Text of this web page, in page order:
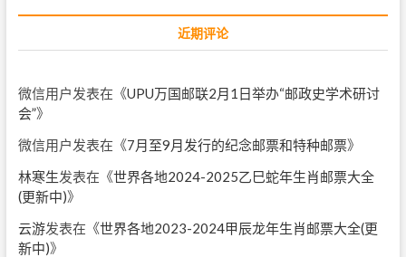
近期评论
微信用户 发表在《UPU万国邮联2月1日举办“邮政史学术研讨
会”》
微信用户 发表在《7月至9月发行的纪念邮票和特种邮票》
林寒生发表在《世界各地2024-2025乙巳蛇年生肖邮票大全
(更新中)》
云游发表在《世界各地2023-2024甲辰龙年生肖邮票大全(更
新中)》